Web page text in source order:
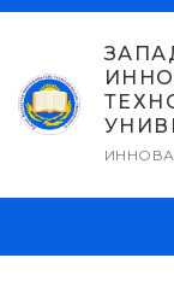
Перейти
содержимому